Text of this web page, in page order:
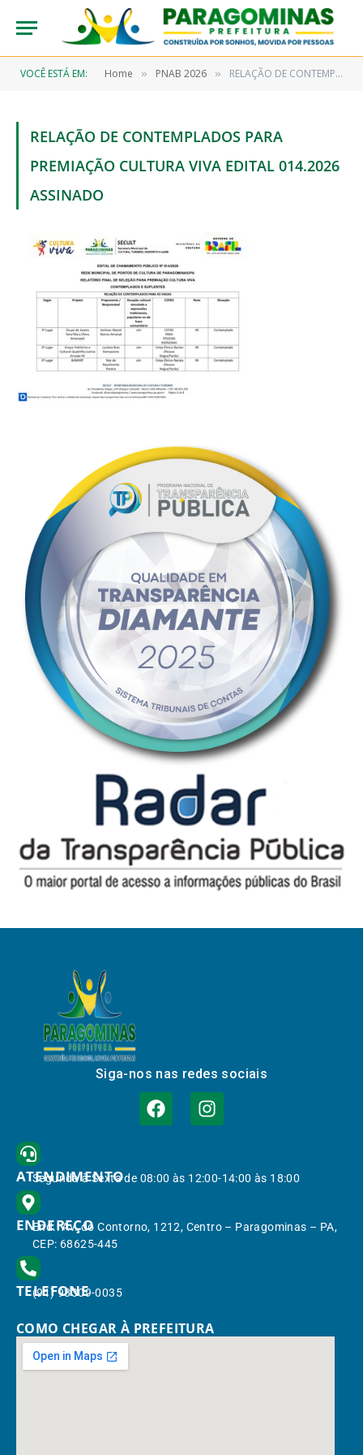
VOCÊ ESTÁ EM: Home » PNAB 2026 » RELAÇÃO DE CONTEMPLADOS PARA PREMIAÇÃO CULTURA VIVA EDITAL 014.2026 ASSINADO
RELAÇÃO DE CONTEMPLADOS PARA
PREMIAÇÃO CULTURA VIVA EDITAL 014.2026
ASSINADO
Siga-nos nas redes sociais
ATENDIMENTO
Segunda à Sexta de 08:00 às 12:00-14:00 às 18:00
ENDEREÇO
End.: Av. do Contorno, 1212, Centro – Paragominas – PA,
CEP: 68625-445
TELEFONE
(91) 98309-0035
COMO CHEGAR À PREFEITURA